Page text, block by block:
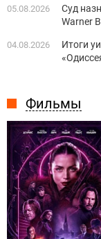
Фильмы
05.08.2026
Суд
Warner
04.08.2026
Итоги